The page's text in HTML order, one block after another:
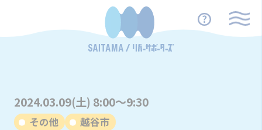
2024.03.09(土) 8:00～9:30
その他 越谷市